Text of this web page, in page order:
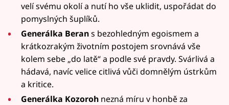
velí svému okolí a nutí ho vše uklidit, uspořádat do
pomyslných šuplíků.
Generálka Berans bezohledným egoismem a
krátkozrakým životním postojem srovnává vše
kolem sebe „do latě“ a podle své pravdy. Svárlivá a
hádavá, navíc velice citlivá vůči domnělým ústrkům
a kritice.
Generálka Kozoroh nezná míru v honbě za